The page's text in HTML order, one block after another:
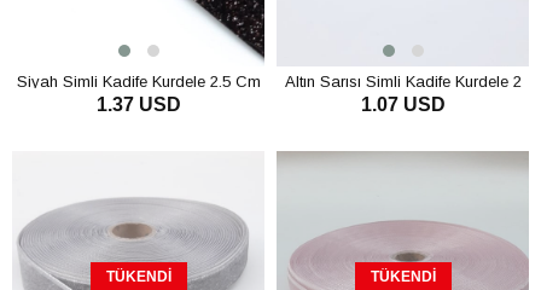
Siyah Simli Kadife Kurdele 2.5 Cm
1.37 USD
Altın Sarısı Simli Kadife Kurdele 2
Cm
1.07 USD
TÜKENDI TÜKENDI